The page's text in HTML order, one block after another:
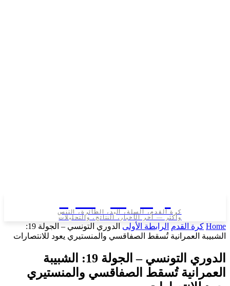
كرة القدم، السلة، اليد، الطائرة، التنس
وأكثر — آخر الأخبار، النتائج، والتحليلات
كرة القدم الرابطة الأولى
الدوري التونسي – الجولة 19:
العمرانية تُسقط الصفاقسي والمنستيري يعود للانتصارات
الدوري التونسي – الجولة 19: الشبيبة
تُسقط الصفاقسي والمنستيري